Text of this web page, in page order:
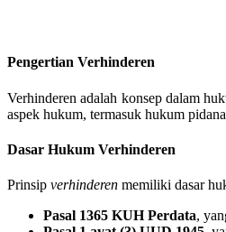
Pengertian Verhinderen
Verhinderen adalah konsep dalam
aspek hukum, termasuk hukum
Dasar Hukum Verhinderen
Prinsip verhinderen memiliki dasar
Pasal 1365 KUH Perdata,